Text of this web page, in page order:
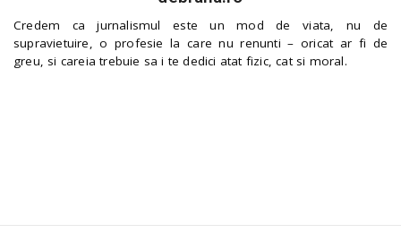
Credem ca jurnalismul este un mod de viata, nu de
supravietuire, o profesie la care nu renunti – oricat ar fi de
greu, si careia trebuie sa i te dedici atat fizic, cat si moral.